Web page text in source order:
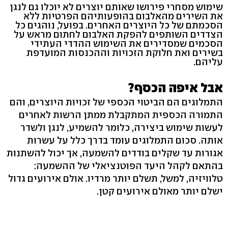
שימוש מסחרי פירושו שאותם יוצרים לא יוכלו גם לנגן
את השירים מהאלבום בהופעותיהם הפרטיות ללא
הסכמתם של כל היוצרים האחרים. בפועל, נוהגים כל
הצדדים השותפים להפקת האלבום לחתום מראש על
הסכמים שמסדירים את השימוש ההדדי העתידי
בשירים ואת חלוקת הזכויות וההכנסות המועדפת
עליהם.
אבל איפה הכסף?
התמלוגים הם הביטוי הכספי של זכויות היוצרים, והם
התמורה הכספית המתקבלת ממתן הרשות לאחרים
לעשות שימוש ביצירה, כלומר להשמיע, לנגן ולשדר
אותה. סכום התמלוגים עומד בדרך כלל על עשרות
אגורות עד שקלים בודדים להשמעה, אך יכול להשתנות
בהתאם לקהל היעד הפוטנציאלי של ההשמעה:
טלוויזיה, למשל, תשלם יותר מרדיו. אולם אירועים גדול
ישלם יותר מאולם אירועים קטן.